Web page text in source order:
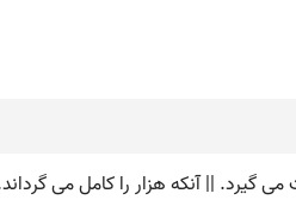
|| آنکه هزار را کامل می گرداند.